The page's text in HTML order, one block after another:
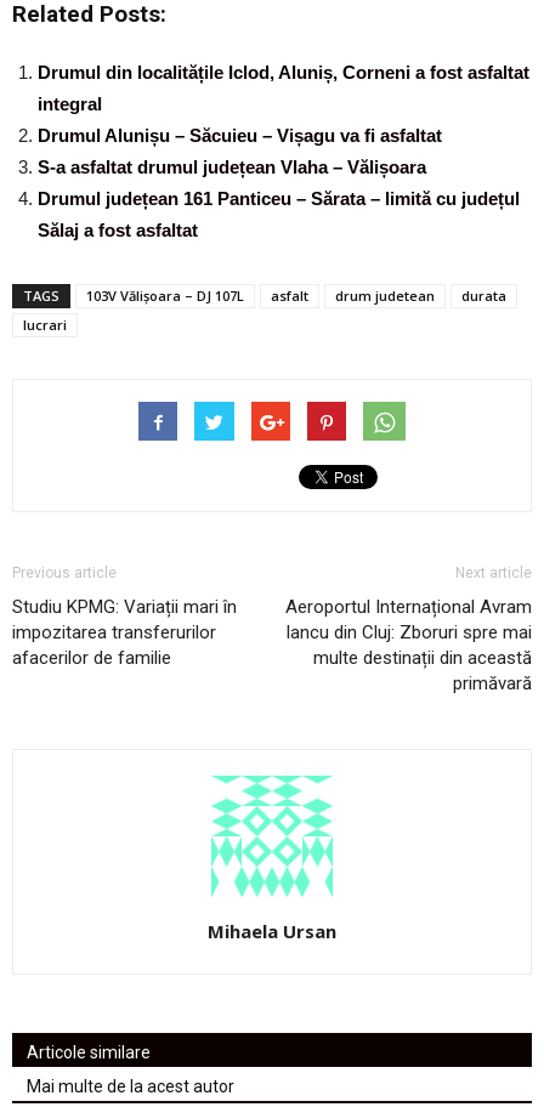
Related Posts:
Drumul din localitățile Iclod, Aluniș, Corneni a fost asfaltat
integral
Drumul Alunișu – Săcuieu – Vișagu va fi asfaltat
S-a asfaltat drumul județean Vlaha – Vălișoara
Drumul județean 161 Panticeu – Sărata – limită cu județul
Sălaj a fost asfaltat
TAGS 103V Vălișoara – DJ 107L asfalt drum judetean
durata
lucrari
Previous article
Studiu KPMG: Variații mari în
impozitarea transferurilor
afacerilor de familie
Next article
Aeroportul Internațional Avram
Iancu din Cluj: Zboruri spre mai
multe destinații din această
primăvară
Mihaela Ursan
Articole similare
Mai multe de la acest autor